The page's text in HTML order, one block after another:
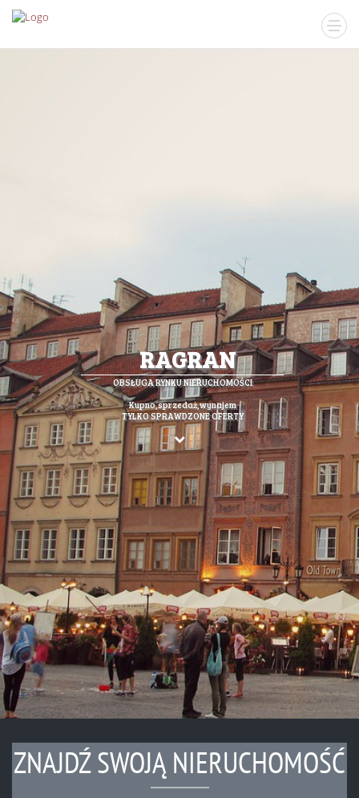
RAGRAN
OBSŁUGA RYNKU NIERUCHOMOŚCI
Kupno,sprzedaż,wynajem
TYLKO SPRAWDZONE OFERTY
ZNAJDŹ SWOJĄ NIERUCHOMOŚĆ